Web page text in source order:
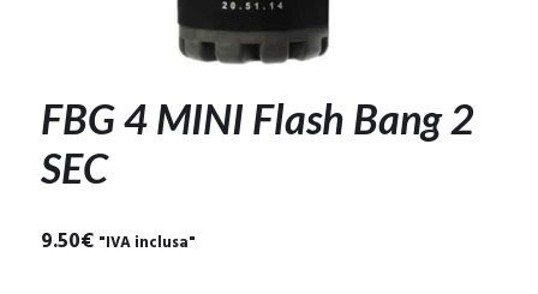
FBG 4 MINI Flash Bang 2
SEC
9.50€ "IVA inclusa"